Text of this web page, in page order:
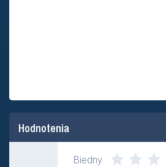
Hodnotenia
Biedny